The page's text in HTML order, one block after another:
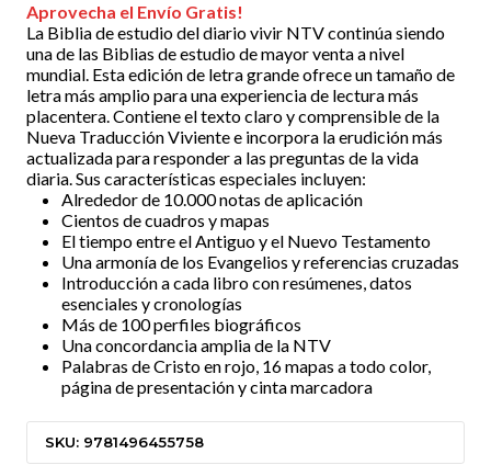
Aprovecha el Envío Gratis!
La Biblia de estudio del diario vivir NTV continúa siendo
una de las Biblias de estudio de mayor venta a nivel
mundial. Esta edición de letra grande ofrece un tamaño de
letra más amplio para una experiencia de lectura más
placentera. Contiene el texto claro y comprensible de la
Nueva Traducción Viviente e incorpora la erudición más
actualizada para responder a las preguntas de la vida
diaria. Sus características especiales incluyen:
Alrededor de 10.000 notas de aplicación
Cientos de cuadros y mapas
El tiempo entre el Antiguo y el Nuevo Testamento
Una armonía de los Evangelios y referencias cruzadas
Introducción a cada libro con resúmenes, datos
esenciales y cronologías
Más de 100 perfiles biográficos
Una concordancia amplia de la NTV
Palabras de Cristo en rojo, 16 mapas a todo color,
página de presentación y cinta marcadora
SKU: 9781496455758